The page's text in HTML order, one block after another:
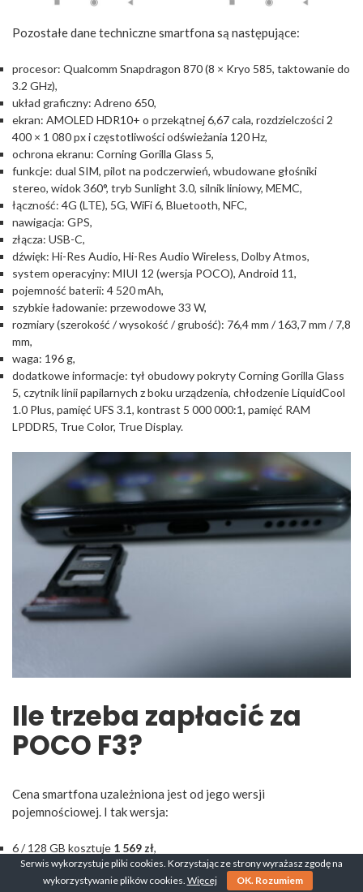
Pozostałe dane techniczne smartfona są następujące:
procesor: Qualcomm Snapdragon 870 (8 × Kryo 585, taktowanie do
3.2 GHz),
układ graficzny: Adreno 650,
ekran: AMOLED HDR10+ o przekątnej 6,67 cala, rozdzielczości 2
400 × 1 080 px i częstotliwości odświeżania 120 Hz,
ochrona ekranu: Corning Gorilla Glass 5,
funkcje: dual SIM, pilot na podczerwień, wbudowane głośniki
stereo, widok 360°, tryb Sunlight 3.0, silnik liniowy, MEMC,
łączność: 4G (LTE), 5G, WiFi 6, Bluetooth, NFC,
nawigacja: GPS,
złącza: USB-C,
dźwięk: Hi-Res Audio, Hi-Res Audio Wireless, Dolby Atmos,
system operacyjny: MIUI 12 (wersja POCO), Android 11,
pojemność baterii: 4 520 mAh,
szybkie ładowanie: przewodowe 33 W,
rozmiary (szerokość / wysokość / grubość): 76,4 mm / 163,7 mm / 7,8
mm,
waga: 196 g,
dodatkowe informacje: tył obudowy pokryty Corning Gorilla Glass
5, czytnik linii papilarnych z boku urządzenia, chłodzenie LiquidCool
1.0 Plus, pamięć UFS 3.1, kontrast 5 000 000:1, pamięć RAM
LPDDR5, True Color, True Display.
Ile trzeba zapłacić za
POCO F3?
Cena smartfona uzależniona jest od jego wersji
pojemnościowej. I tak wersja:
6 / 128 GB kosztuje 1 569 zł,
8 / 256 GB kosztuje1 809 zł.
Serwis wykorzystuje pliki cookies. Korzystając ze strony wyrażasz zgodę na
wykorzystywanie plików cookies. Więcej OK. Rozumiem